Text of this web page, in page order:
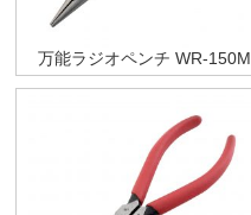
万能ラジオペンチ WR-150M